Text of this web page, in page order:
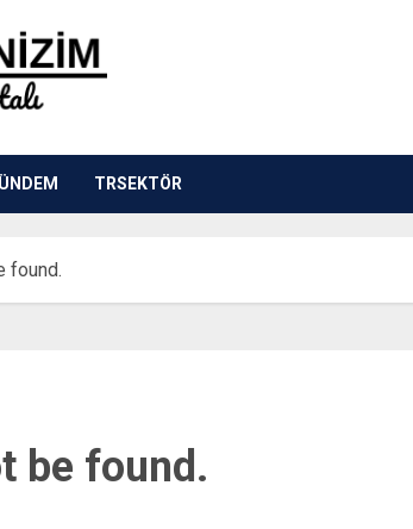
TRSEKTÖR
found.
be found.